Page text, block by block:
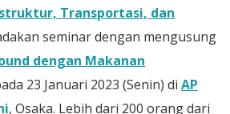
Transportasi, dan
seminar dengan mengusung
dengan Makanan
23 Januari 2023 (Senin) di AP
, Osaka. Lebih dari 200 orang dari